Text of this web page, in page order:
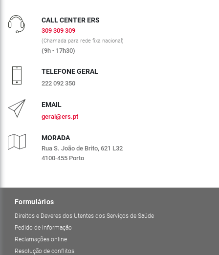
CALL CENTER ERS
309 309 309
(Chamada para rede fixa nacional)
(9h - 17h30)
TELEFONE GERAL
222 092 350
EMAIL
geral@ers.pt
MORADA
Rua S. João de Brito, 621 L32
4100-455 Porto
Formulários
Direitos e Deveres dos Utentes dos Serviços de Saúde
Pedido de informação
Reclamações online
Resolução de conflitos